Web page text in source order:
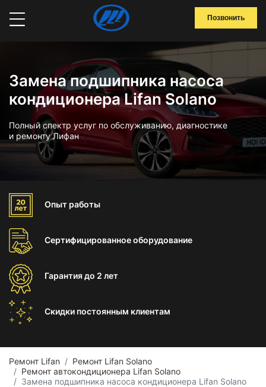
Позвонить
Замена подшипника насоса
кондиционера Lifan Solano
Полный спектр услуг по обслуживанию, диагностике
и ремонту Лифан
Опыт работы
Сертифицированноеоборудование
Гарантиядо 2 лет
Скидки постоянным клиентам
Ремонт Lifan
Ремонт Lifan Solano
Ремонт автокондиционера Lifan Solano
Замена подшипника насоса кондиционера Lifan Solano